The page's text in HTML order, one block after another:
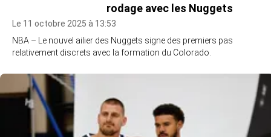
rodage avec les Nuggets
Le 11 octobre 2025 à 13:53
NBA – Le nouvel ailier des Nuggets signe des premiers pas
relativement discrets avec la formation du Colorado.